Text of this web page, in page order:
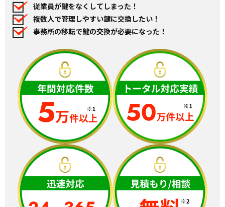
従業員が鍵をなくしてしまった！
複数人で管理しやすい鍵に交換したい！
事務所の移転で鍵の交換が必要になった！